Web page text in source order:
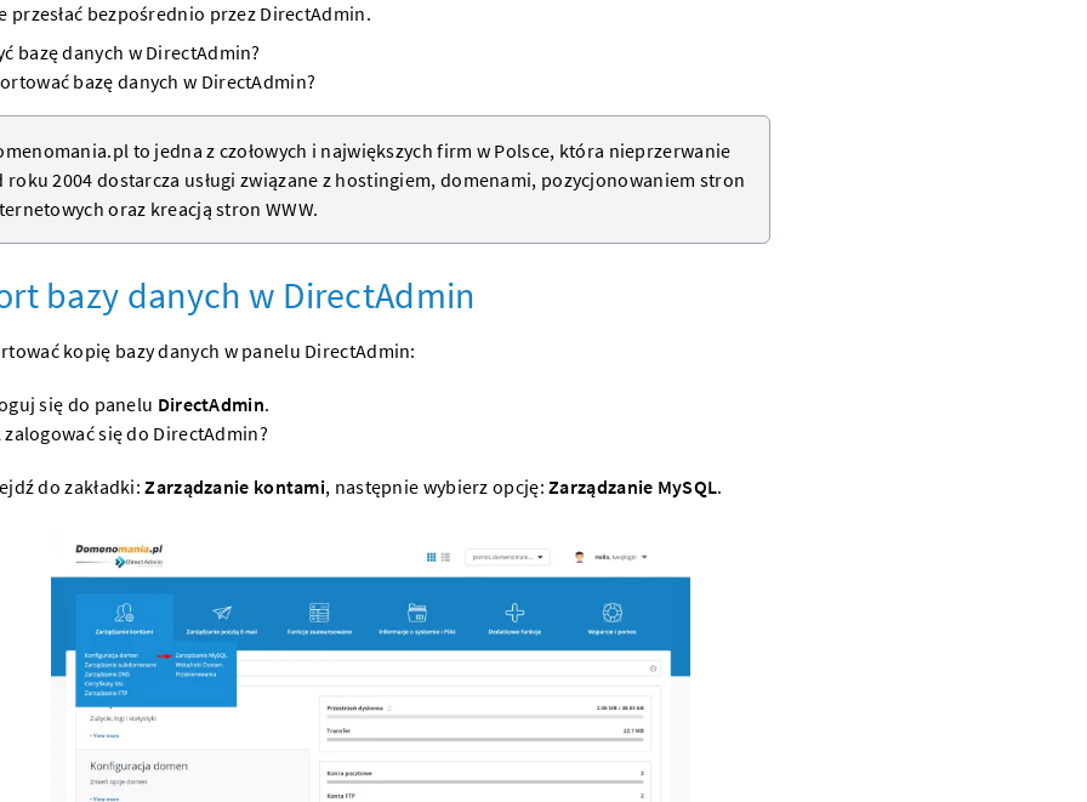
przesłać bezpośrednio przez DirectAdmin.
bazę danych w DirectAdmin?
bazę danych w DirectAdmin?
to jedna z czołowych i największych firm w Polsce, która nieprzerwanie
roku 2004 dostarcza usługi związane z hostingiem, domenami, pozycjonowaniem stron
oraz kreacjąstron WWW.
bazy danych w DirectAdmin
kopię bazy danych w panelu DirectAdmin:
się do panelu DirectAdmin.
zalogować się do DirectAdmin?
do zakładki:Zarządzanie kontami, następnie wybierz opcję:Zarządzanie MySQL.